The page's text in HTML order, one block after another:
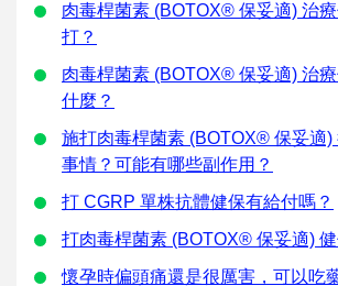
肉毒桿菌素 (BOTOX® 保妥適) 治
打？
肉毒桿菌素 (BOTOX® 保妥適) 治
什麼？
施打肉毒桿菌素 (BOTOX® 保妥適)
事情？可能有哪些副作用？
打 CGRP 單株抗體健保有給付嗎？
打肉毒桿菌素 (BOTOX® 保妥適)
懷孕時偏頭痛還是很厲害，可以吃